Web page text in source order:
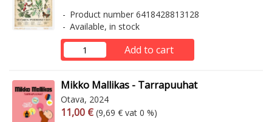
Product number 6418428813128
Available, in stock
Add to cart
Mikko Mallikas - Tarrapuuhat
Otava, 2024
Arvonlisäverollinen hinta
11,00 € Excl. vat
(9,69 € vat 0 %)